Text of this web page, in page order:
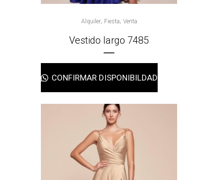
Alquiler, Fiesta, Venta
Vestido largo 7485
CONFIRMAR DISPONIBILDAD